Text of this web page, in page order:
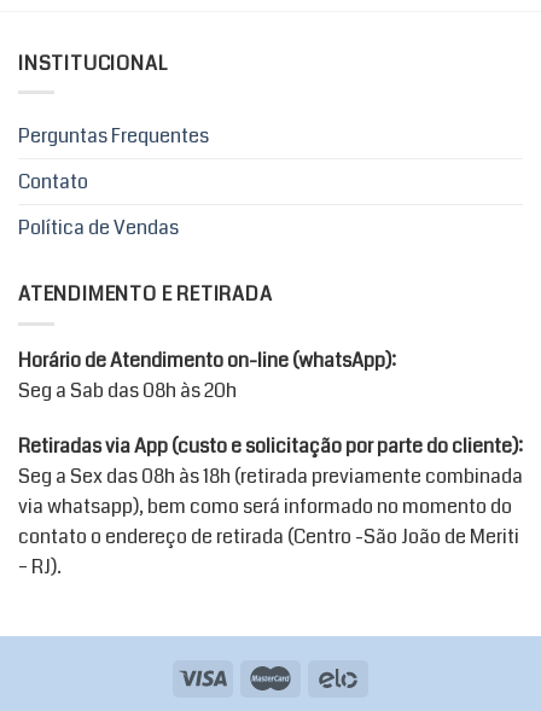
variantes.
podem
página
produto
INSTITUCIONAL
Perguntas Frequentes
Contato
Política de Vendas
ATENDIMENTO E RETIRADA
Horário de Atendimento on-line (whatsApp):
Seg a Sab das 08h às 20h
Retiradas via App (custo e solicitação por parte do cliente):
Seg a Sex das 08h às 18h (retirada previamente combinada
via whatsapp), bem como será informado no momento do
contato o endereço de retirada (Centro -São João de Meriti
– RJ).